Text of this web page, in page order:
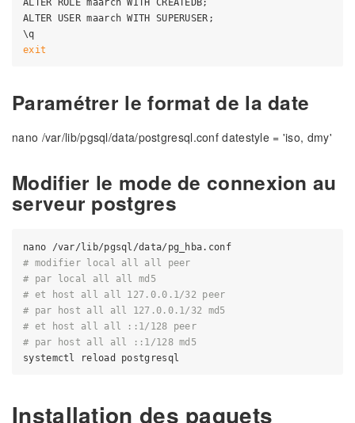
ALTER ROLE maarch WITH CREATEDB;
ALTER USER maarch WITH SUPERUSER;
exit
Paramétrer le format de la date
nano /var/lib/pgsql/data/postgresql.conf datestyle = 'iso, dmy'
Modifier le mode de connexion au
serveur postgres
nano /var/lib/pgsql/data/pg_hba.conf
# modifier local all all peer
# par local all all md5
# et host all all 127.0.0.1/32 peer
# par host all all 127.0.0.1/32 md5
# et host all all ::1/128 peer
# par host all all ::1/128 md5
Installation des paquets